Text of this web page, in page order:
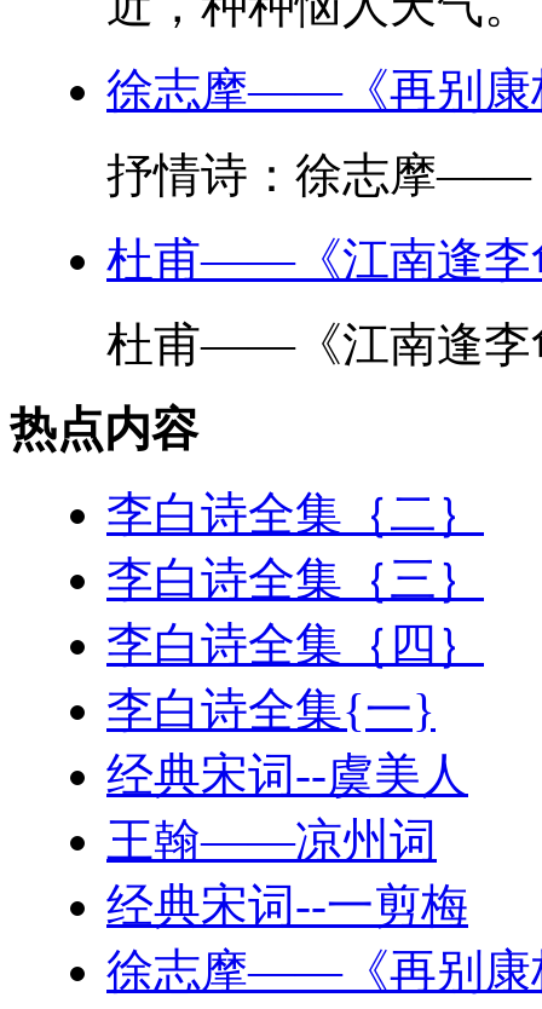
徐志摩——《再别康
抒情诗：徐志摩——
杜甫——《江南逢李
杜甫——《江南逢李
热点内容
李白诗全集｛二｝
李白诗全集｛三｝
李白诗全集｛四｝
李白诗全集{一}
经典宋词--虞美人
王翰——凉州词
经典宋词--一剪梅
徐志摩——《再别康